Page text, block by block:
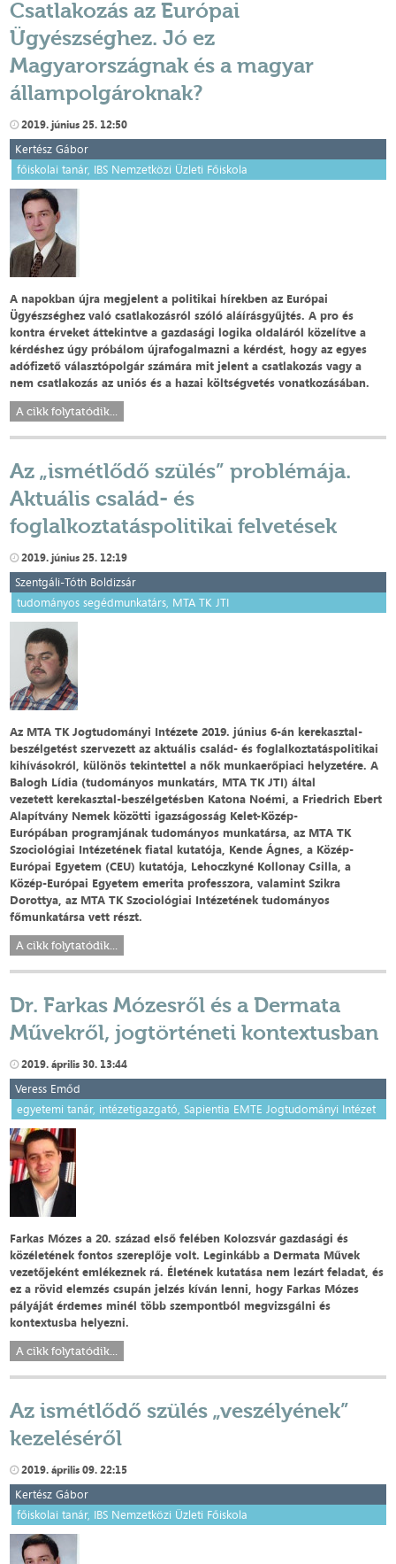
Csatlakozás az Európai
Ügyészséghez. Jó ez
Magyarországnak és a magyar
állampolgároknak?
2019. június 25. 12:50
Kertész Gábor
főiskolai tanár, IBS Nemzetközi Üzleti Főiskola
A napokban újra megjelent a politikai hírekben az Európai
Ügyészséghez való csatlakozásról szóló aláírásgyűjtés. A pro és
kontra érveket áttekintve a gazdasági logika oldaláról közelítve a
kérdéshez úgy próbálom újrafogalmazni a kérdést, hogy az egyes
adófizető választópolgár számára mit jelent a csatlakozás vagy a
nem csatlakozás az uniós és a hazai költségvetés vonatkozásában.
A cikk folytatódik...
Az „ismétlődő szülés” problémája.
Aktuális család- és
foglalkoztatáspolitikai felvetések
2019. június 25. 12:19
Szentgáli-Tóth Boldizsár
tudományos segédmunkatárs, MTA TK JTI
Az MTA TK Jogtudományi Intézete 2019. június 6-án kerekasztal-
beszélgetést szervezett az aktuális család- és foglalkoztatáspolitikai
kihívásokról, különös tekintettel a nők munkaerőpiaci helyzetére. A
Balogh Lídia (tudományos munkatárs, MTA TK JTI) által
vezetettkerekasztal-beszélgetésben Katona Noémi, a Friedrich Ebert
Alapítvány Nemek közötti igazságosság Kelet-Közép-
Európában programjának tudományos munkatársa, az MTA TK
Szociológiai Intézetének fiatal kutatója, Kende Ágnes, a Közép-
Európai Egyetem (CEU) kutatója, Lehoczkyné Kollonay Csilla, a
Közép-Európai Egyetem emerita professzora, valamint Szikra
Dorottya, az MTA TK Szociológiai Intézetének tudományos
főmunkatársa vett részt.
A cikk folytatódik...
Dr. Farkas Mózesről és a Dermata
Művekről, jogtörténeti kontextusban
2019. április 30. 13:44
Veress Emőd
egyetemi tanár, intézetigazgató, Sapientia EMTE Jogtudományi Intézet
Farkas Mózes a 20. század első felében Kolozsvár gazdasági és
közéletének fontos szereplője volt. Leginkább a Dermata Művek
vezetőjeként emlékeznek rá. Életének kutatása nem lezárt feladat, és
ez a rövid elemzés csupán jelzés kíván lenni, hogy Farkas Mózes
pályáját érdemes minél több szempontból megvizsgálni és
kontextusba helyezni.
A cikk folytatódik...
Az ismétlődő szülés „veszélyének”
kezeléséről
2019. április 09. 22:15
Kertész Gábor
főiskolai tanár, IBS Nemzetközi Üzleti Főiskola